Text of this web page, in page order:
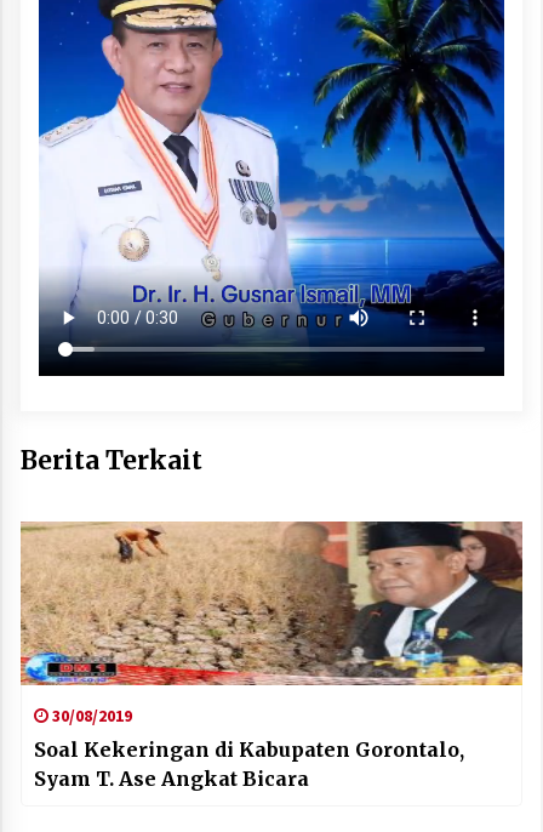
Berita Terkait
30/08/2019
Soal Kekeringan di Kabupaten Gorontalo,
Syam T. Ase Angkat Bicara